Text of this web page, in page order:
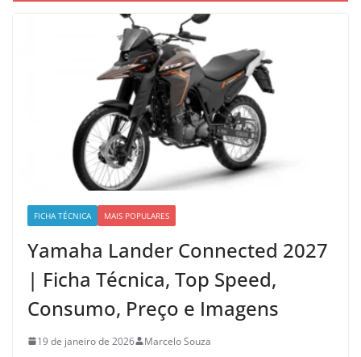
FICHA TÉCNICA MAIS POPULARES
Yamaha Lander Connected 2027
| Ficha Técnica, Top Speed,
Consumo, Preço e Imagens
19 de janeiro de 2026 Marcelo Souza